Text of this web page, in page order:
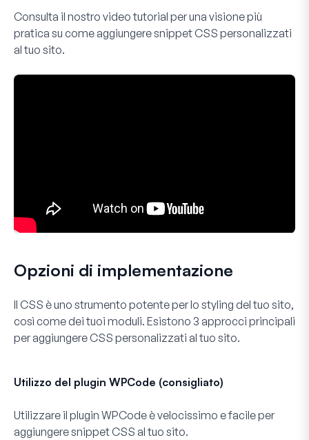
Consulta il nostro video tutorial per una visione più
pratica su come aggiungere snippet CSS personalizzati
al tuo sito.
Opzioni di implementazione
Il CSS è uno strumento potente per lo styling del tuo sito,
così come dei tuoi moduli. Esistono 3 approcci principali
per aggiungere CSS personalizzati al tuo sito.
Utilizzo del plugin WPCode (consigliato)
Utilizzare il plugin WPCode è velocissimo e facile per
aggiungere snippet CSS al tuo sito.